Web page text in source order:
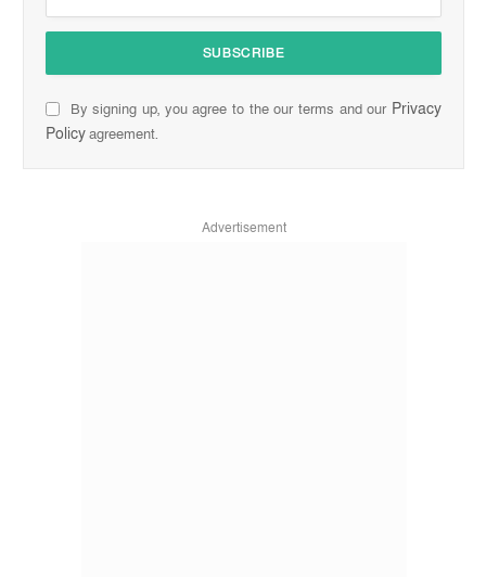
By signing up, you agree to the our terms and our Privacy
Policyagreement.
Advertisement